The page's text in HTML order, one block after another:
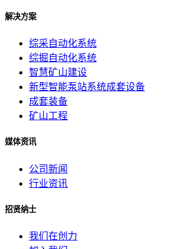
解决方案
综采自动化系统
综掘自动化系统
智慧矿山建设
新型智能泵站系统成套设备
成套装备
矿山工程
媒体资讯
公司新闻
行业资讯
招贤纳士
我们在创力